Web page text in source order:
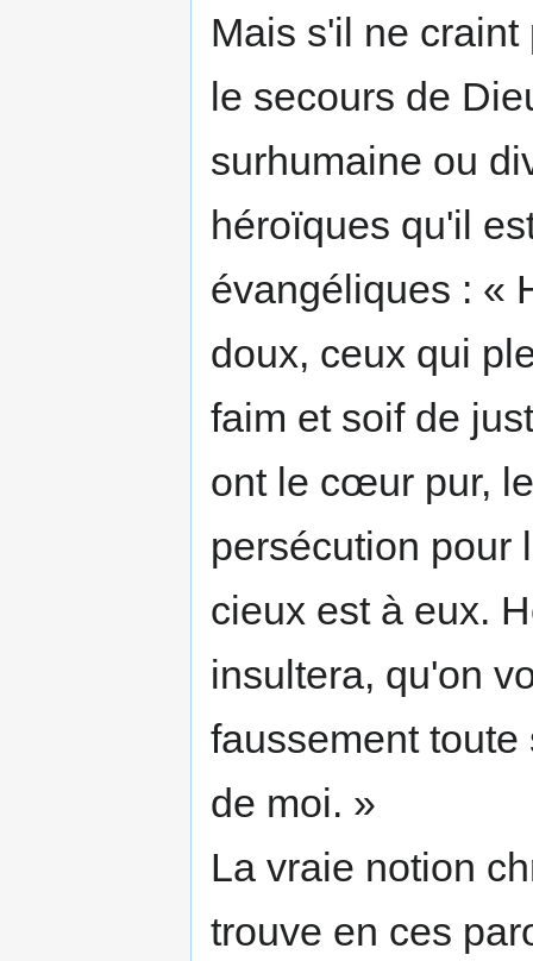
Mais s'il ne
le secours de
surhumaine ou
héroïques qu'il
évangéliques : «
doux, ceux qui
faim et soif de
ont le cœur pur,
persécution pour
cieux est à eux.
insultera, qu'on
fausse­ment
de moi. »
La vraie notion
trouve en ces